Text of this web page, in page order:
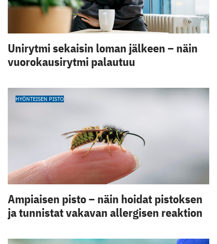
Unirytmi sekaisin loman jälkeen – näin
vuorokausirytmi palautuu
HYÖNTEISEN PISTO
Ampiaisen pisto – näin hoidat pistoksen
ja tunnistat vakavan allergisen reaktion